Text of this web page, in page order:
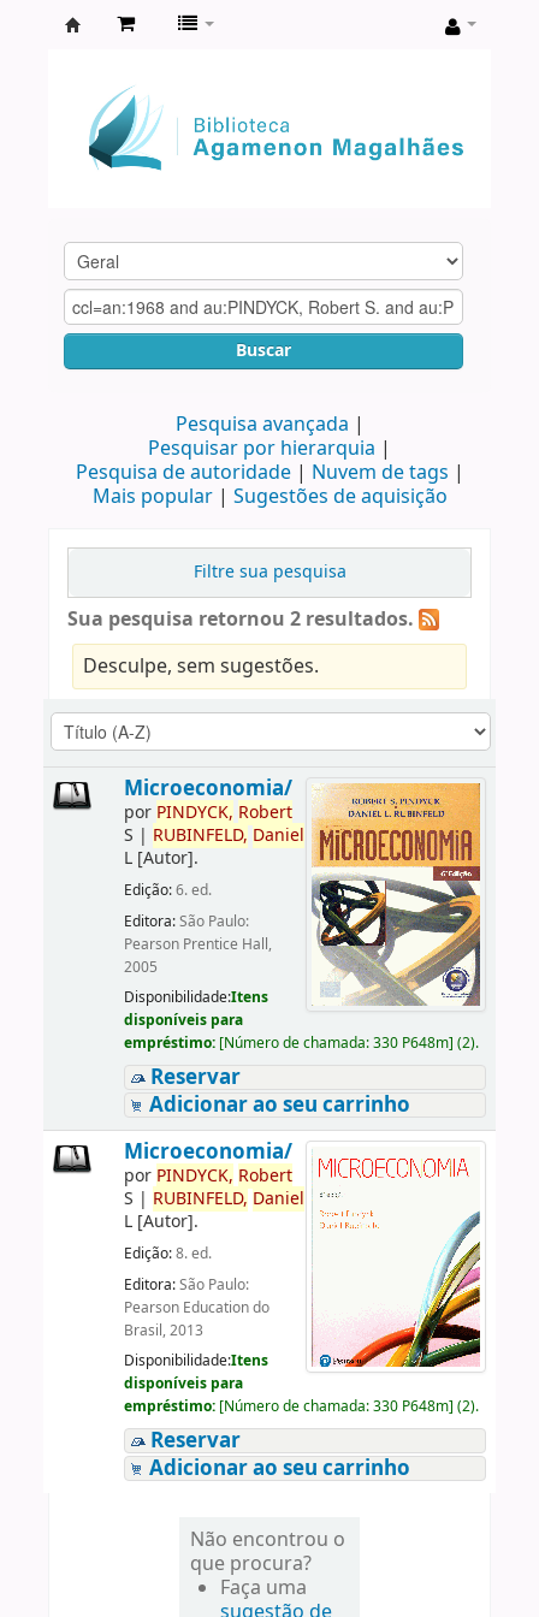
Agamenon
Magalhães
Buscar
Pesquisa avançada
Pesquisar por hierarquia
Pesquisa de autoridade
Nuvem de tags
Mais popular
Sugestões de aquisição
Filtre sua pesquisa
Sua pesquisa retornou 2 resultados.
Desculpe, sem sugestões.
Microeconomia/
por PINDYCK, Robert
S | RUBINFELD, Daniel
L[Autor].
Edição:6. ed.
Editora:São Paulo:
Pearson Prentice Hall,
2005
Disponibilidade:Itens
disponíveis para
empréstimo: [Número de chamada:330 P648m] (2).
Reservar
Adicionar ao seu carrinho
Microeconomia/
por PINDYCK, Robert
S | RUBINFELD, Daniel
L[Autor].
Edição:8. ed.
Editora:São Paulo:
Pearson Education do
Brasil, 2013
Disponibilidade:Itens
disponíveis para
empréstimo: [Número de chamada:330 P648m] (2).
Reservar
Adicionar ao seu carrinho
Não encontrou o
que procura?
Faça uma